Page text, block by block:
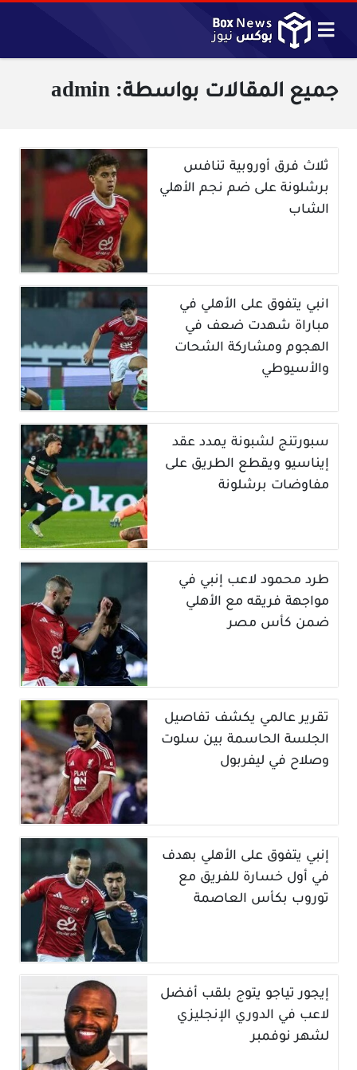
جميع المقالات بواسطة: admin
ثلاث فرق أوروبية تنافس
برشلونة على ضم نجم الأهلي
الشاب
انبي يتفوق على الأهلي في
مباراة شهدت ضعف في
الهجوم ومشاركة الشحات
والأسيوطي
سبورتنج لشبونة يمدد عقد
إيناسيو ويقطع الطريق على
مفاوضات برشلونة
طرد محمود لاعب إنبي في
مواجهة فريقه مع الأهلي
ضمن كأس مصر
تقرير عالمي يكشف تفاصيل
الجلسة الحاسمة بين سلوت
وصلاح في ليفربول
إنبي يتفوق على الأهلي بهدف
في أول خسارة للفريق مع
توروب بكأس العاصمة
إيجور تياجو يتوج بلقب أفضل
لاعب في الدوري الإنجليزي
لشهر نوفمبر